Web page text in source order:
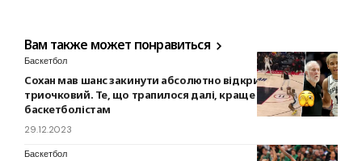
Вам также может понравиться
Баскетбол
Сохан мав шанс закинути абсолютно відкритий
триочковий. Те, що трапилося далі, краще не показувати
баскетболістам
29.12.2023
Баскетбол